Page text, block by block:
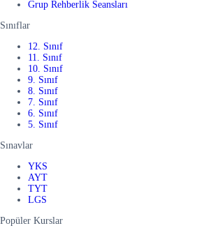
Grup Rehberlik Seansları
Sınıflar
12. Sınıf
11. Sınıf
10. Sınıf
9. Sınıf
8. Sınıf
7. Sınıf
6. Sınıf
5. Sınıf
Sınavlar
YKS
AYT
TYT
LGS
Popüler Kurslar